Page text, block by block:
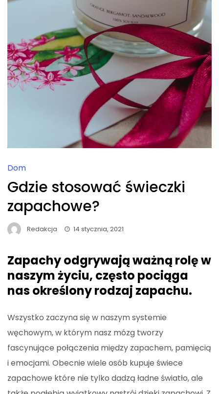
Dom
Gdzie stosować świeczki
zapachowe?
Redakcja 14 stycznia, 2021
Zapachy odgrywają ważną rolę w
naszym życiu, często pociąga
nas określony rodzaj zapachu.
Wszystko zaczyna się w naszym systemie
węchowym, w którym nasz mózg tworzy
fascynujące połączenia między zapachem, pamięcią
i emocjami. Obecnie wiele osób kupuje świece
zapachowe które nie tylko dadzą ładne światło, ale